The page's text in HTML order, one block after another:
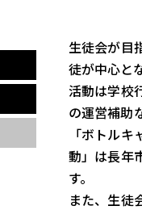
生徒会が目
徒が中心と
活動は学校
の運営補助
「ボトル
動」は長年
す。
また、生徒